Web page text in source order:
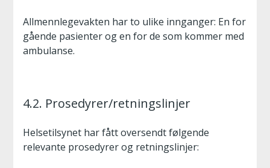
Allmennlegevakten har to ulike innganger: En for
gående pasienter og en for de som kommer med
ambulanse.
4.2. Prosedyrer/retningslinjer
Helsetilsynet har fått oversendt følgende
relevante prosedyrer og retningslinjer: